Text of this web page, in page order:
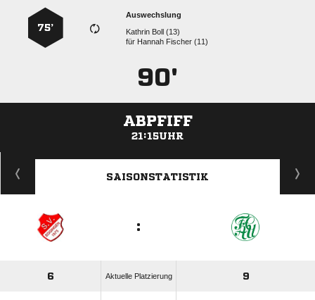
Auswechslung
  
für   
75’
90'
ABPFIFF
21:15UHR
ANZEIGE
SAISONSTATISTIK
:
6 Aktuelle Platzierung 9